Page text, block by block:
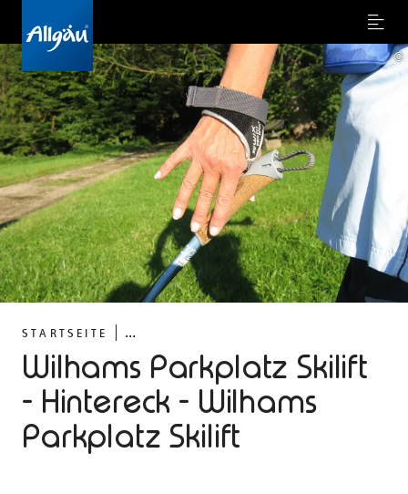
Menu
STARTSEITE ...
Wilhams Parkplatz Skilift
- Hintereck - Wilhams
Parkplatz Skilift
©